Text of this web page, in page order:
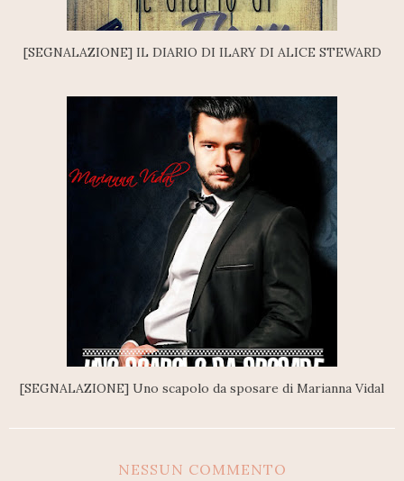
[SEGNALAZIONE] IL DIARIO DI ILARY DI ALICE STEWARD
[SEGNALAZIONE] Uno scapolo da sposare di Marianna Vidal
NESSUN COMMENTO